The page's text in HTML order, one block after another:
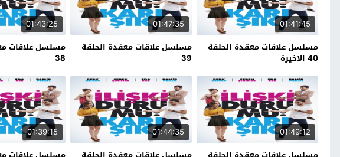
01:41:45
مسلسل علاقات معقدة الحلقة
40 الاخيرة
01:47:35
مسلسل علاقات معقدة الحلقة
39
01:43:25
مسلسل علاقات
38
01:49:12
01:44:35
01:39:15